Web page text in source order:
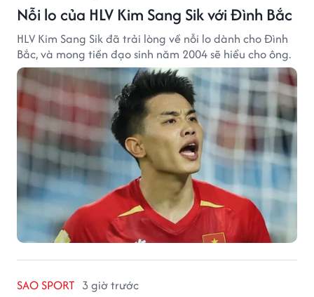
Nỗi lo của HLV Kim Sang Sik với Đình Bắc
HLV Kim Sang Sik đã trải lòng về nỗi lo dành cho Đình
Bắc, và mong tiền đạo sinh năm 2004 sẽ hiểu cho ông.
SAO SPORT 3 giờ trước